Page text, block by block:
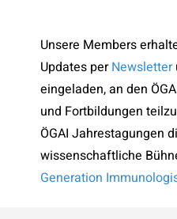
Unsere Members
Updates perNewsletter
eingeladen, an den
und Fortbildungen
ÖGAI Jahrestagungen
wissenschaftliche
Generation